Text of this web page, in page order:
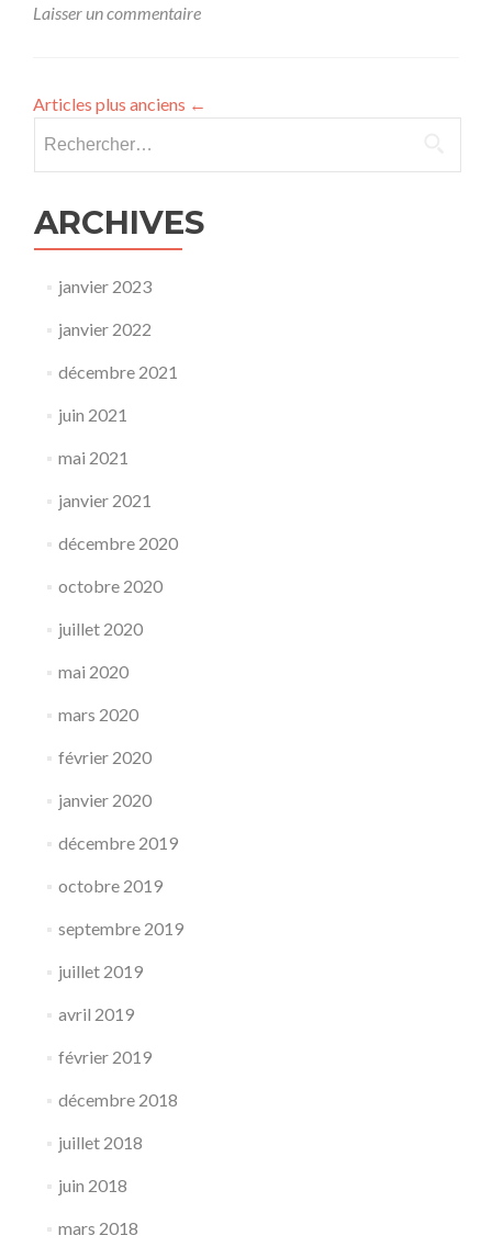
Laisser un commentaire
Articles plus anciens ←
ARCHIVES
janvier 2023
janvier 2022
décembre 2021
juin 2021
mai 2021
janvier 2021
décembre 2020
octobre 2020
juillet 2020
mai 2020
mars 2020
février 2020
janvier 2020
décembre 2019
octobre 2019
septembre 2019
juillet 2019
avril 2019
février 2019
décembre 2018
juillet 2018
juin 2018
mars 2018